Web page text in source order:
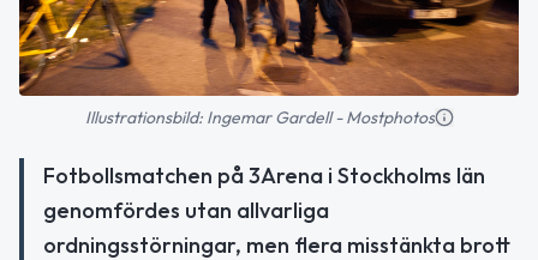
Illustrationsbild: Ingemar Gardell - Mostphotos
Fotbollsmatchen på 3Arena i Stockholms län
genomfördes utan allvarliga
ordningsstörningar, men flera misstänkta brott